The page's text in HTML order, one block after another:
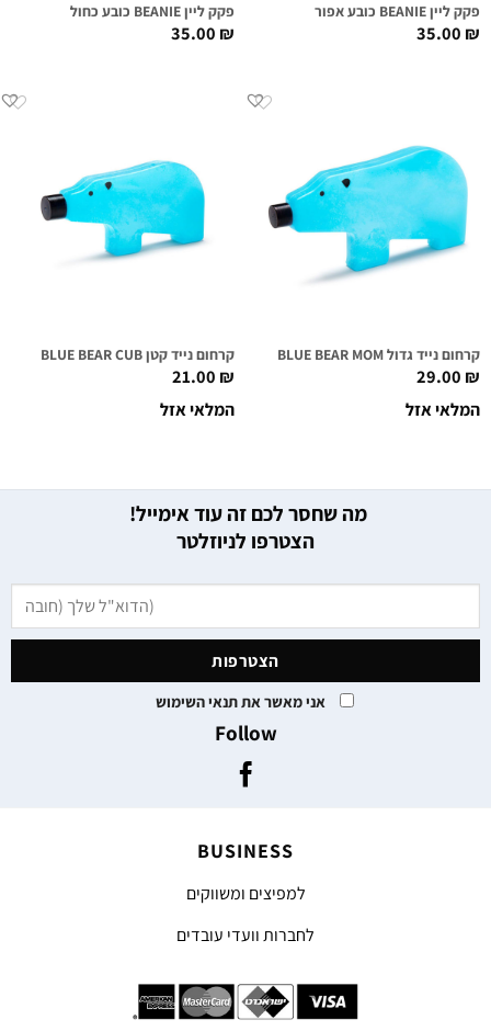
פקק ליין BEANIE כובע אפור
35.00₪
פקק ליין BEANIE כובע כחול
35.00₪
קרחום נייד גדול BLUE BEAR MOM
29.00₪
המלאי אזל
קרחום נייד קטן BLUE BEAR CUB
21.00₪
המלאי אזל
מה שחסר לכם זה עוד אימייל!
הצטרפו לניוזלטר
אני מאשר את תנאי השימוש
Follow
BUSINESS
למפיצים ומשווקים
לחברות וועדי עובדים